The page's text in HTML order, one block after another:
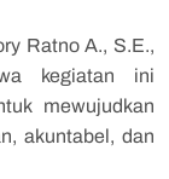
Ratno A., S.E.,
kegiatan ini
mewujudkan
akuntabel, dan